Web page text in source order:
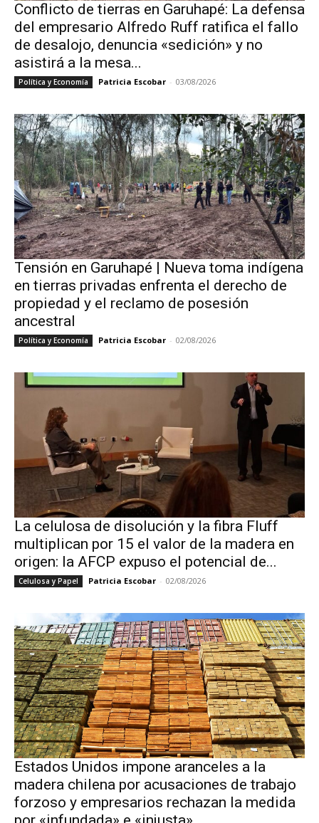
Conflicto de tierras en Garuhapé: La defensa
del empresario Alfredo Ruff ratifica el fallo
de desalojo, denuncia «sedición» y no
asistirá a la mesa...
Política y Economía Patricia Escobar - 03/08/2026
Tensión en Garuhapé | Nueva toma indígena
en tierras privadas enfrenta el derecho de
propiedad y el reclamo de posesión
ancestral
Política y Economía Patricia Escobar - 02/08/2026
La celulosa de disolución y la fibra Fluff
multiplican por 15 el valor de la madera en
origen: la AFCP expuso el potencial de...
Celulosa y Papel Patricia Escobar - 02/08/2026
Estados Unidos impone aranceles a la
madera chilena por acusaciones de trabajo
forzoso y empresarios rechazan la medida